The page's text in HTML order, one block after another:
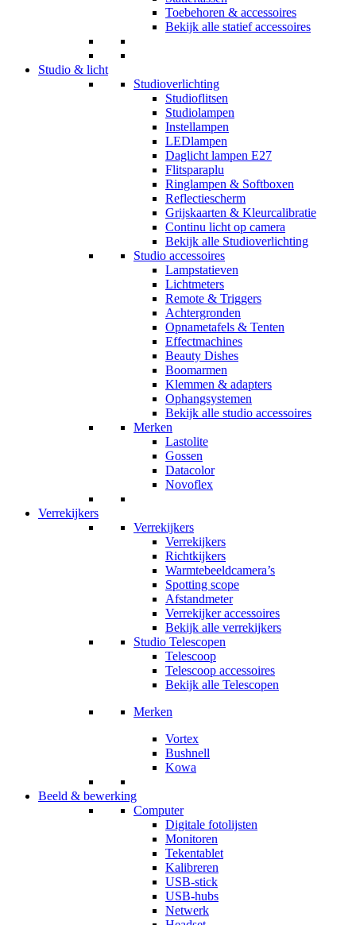
Toebehoren & accessoires
Bekijk alle statief accessoires
Studio & licht
Studioverlichting
Studioflitsen
Studiolampen
Instellampen
LEDlampen
Daglicht lampen E27
Flitsparaplu
Ringlampen & Softboxen
Reflectiescherm
Grijskaarten & Kleurcalibratie
Continu licht op camera
Bekijk alle Studioverlichting
Studio accessoires
Lampstatieven
Lichtmeters
Remote & Triggers
Achtergronden
Opnametafels & Tenten
Effectmachines
Beauty Dishes
Boomarmen
Klemmen & adapters
Ophangsystemen
Bekijk alle studio accessoires
Merken
Lastolite
Gossen
Datacolor
Novoflex
Verrekijkers
Verrekijkers
Verrekijkers
Richtkijkers
Warmtebeeldcamera’s
Spotting scope
Afstandmeter
Verrekijker accessoires
Bekijk alle verrekijkers
Studio Telescopen
Telescoop
Telescoop accessoires
Bekijk alle Telescopen
Merken
Vortex
Bushnell
Kowa
Beeld & bewerking
Computer
Digitale fotolijsten
Monitoren
Tekentablet
Kalibreren
USB-stick
USB-hubs
Netwerk